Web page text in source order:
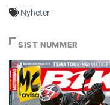
Nyheter
SIST NUMMER